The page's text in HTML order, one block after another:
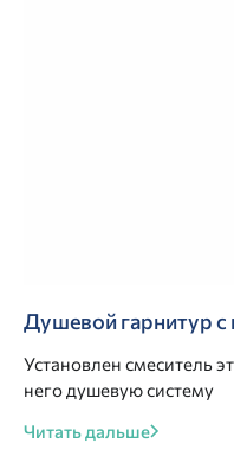
Душевой гарнитур с
Установлен смеситель
него душевую систему
Читать дальше